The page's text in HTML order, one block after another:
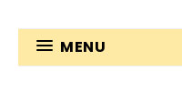
MENU